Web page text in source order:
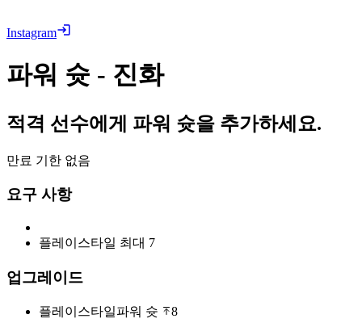
Instagram
파워 슛 - 진화
적격 선수에게 파워 슛을 추가하세요.
만료 기한 없음
요구 사항
플레이스타일 최대 7
업그레이드
플레이스타일파워 슛 8